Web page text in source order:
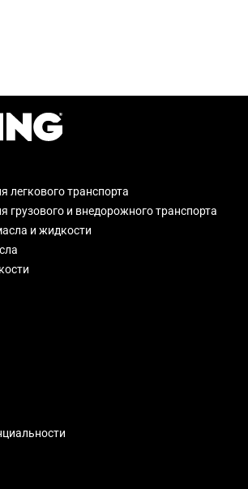
легкового транспорта
грузового и внедорожного транспорта
и жидкости